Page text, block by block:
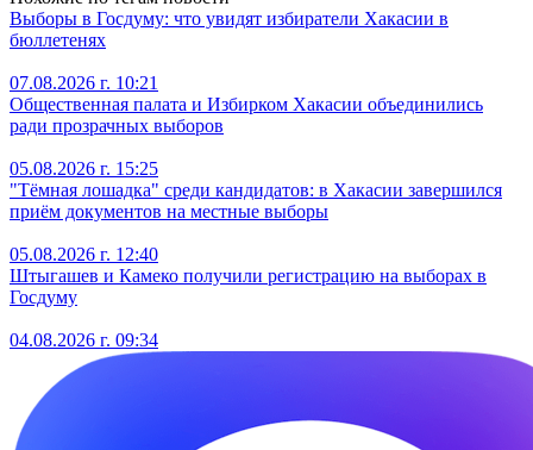
Выборы в Госдуму: что увидят избиратели Хакасии в
бюллетенях
07.08.2026 г. 10:21
Общественная палата и Избирком Хакасии объединились
ради прозрачных выборов
05.08.2026 г. 15:25
"Тёмная лошадка" среди кандидатов: в Хакасии завершился
приём документов на местные выборы
05.08.2026 г. 12:40
Штыгашев и Камеко получили регистрацию на выборах в
Госдуму
04.08.2026 г. 09:34